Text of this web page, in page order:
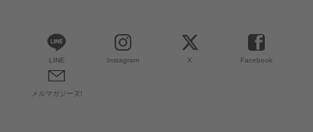
LINE Instagram X Facebook
メルマガジーヌ!